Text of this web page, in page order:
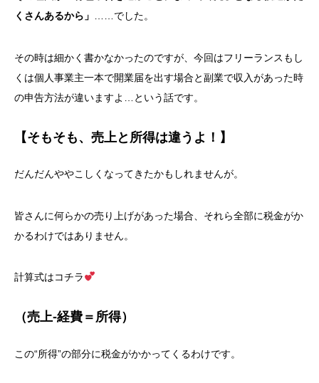
くさんあるから」 ……でした。
その時は細かく書かなかったのですが、今回はフリーランスもし
くは個人事業主一本で開業届を出す場合と副業で収入があった時
の申告方法が違いますよ…という話です。
【そもそも、売上と所得は違うよ！】
だんだんややこしくなってきたかもしれませんが。
皆さんに何らかの売り上げがあった場合、それら全部に税金がか
かるわけではありません。
計算式はコチラ
（売上-経費＝所得）
この“所得”の部分に税金がかかってくるわけです。